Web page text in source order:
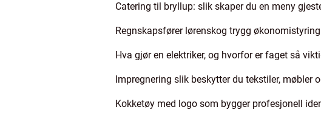
Catering til bryllup: slik skaper du en meny
Regnskapsfører lørenskog trygg
Hva gjør en elektriker, og hvorfor er faget så
Impregnering slik beskytter du tekstiler, møbler
Kokketøy med logo som bygger profesjonell